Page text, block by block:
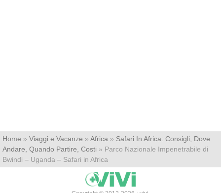
Home » Viaggi e Vacanze » Africa » Safari In Africa: Consigli, Dove
Andare, Quando Partire, Costi » Parco Nazionale Impenetrabile di
Bwindi – Uganda – Safari in Africa